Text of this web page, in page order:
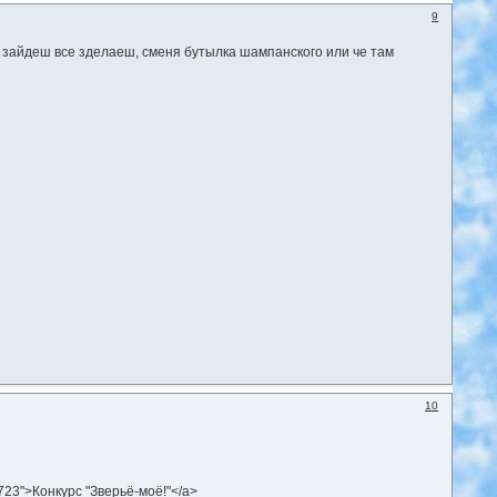
9
все зделаеш, сменя бутылка шампанского или че там
10
"Зверьё-моё!"</a>